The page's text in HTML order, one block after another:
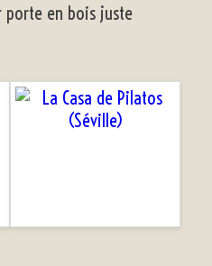
porte en bois juste